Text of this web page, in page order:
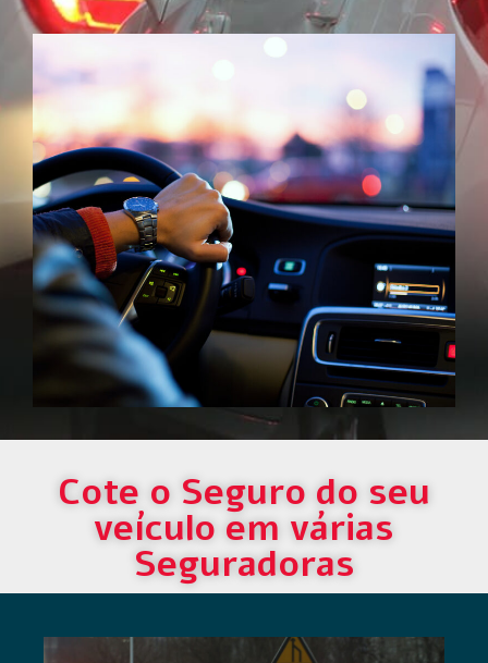
Cote o Seguro do seu
veículo em várias
Seguradoras